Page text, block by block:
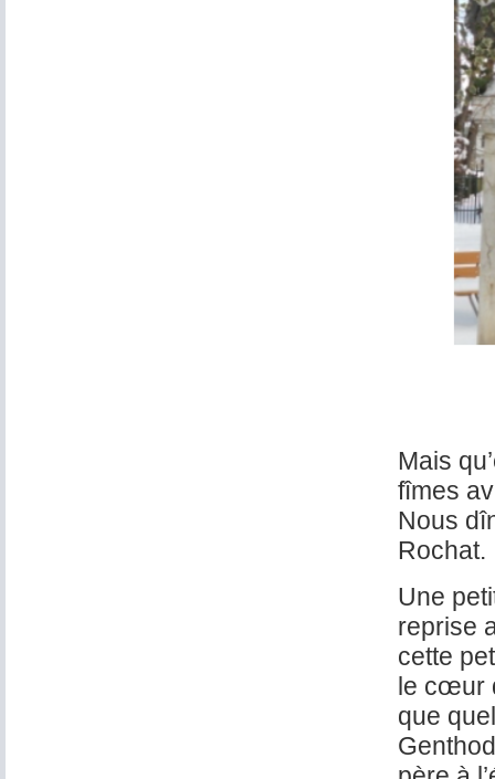
Mais
fîmes
Nous
Rochat.
Une
reprise
cette
le cœur
que